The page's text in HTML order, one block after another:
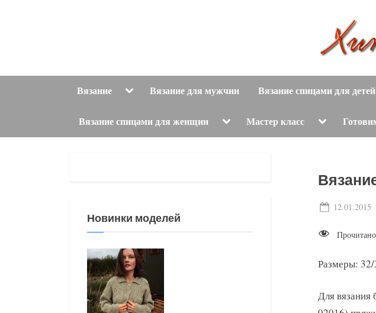
Вязание ToggleВязание для мужчин Вязание спицами для детей
Вязание спицами для женщин Toggle
menu
Мастер класс Toggle
menu
Posted
12.01.2015
Размеры:
Для вязания
Новинки моделей